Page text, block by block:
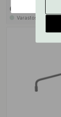
6.20 €
Varastossa